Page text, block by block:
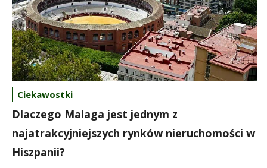
Ciekawostki
Dlaczego Malaga jest jednym z
najatrakcyjniejszych rynków nieruchomości w
Hiszpanii?